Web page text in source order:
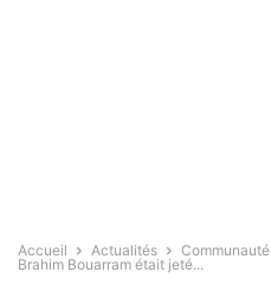
Accueil Actualités Communauté
Brahim Bouarram était jeté...